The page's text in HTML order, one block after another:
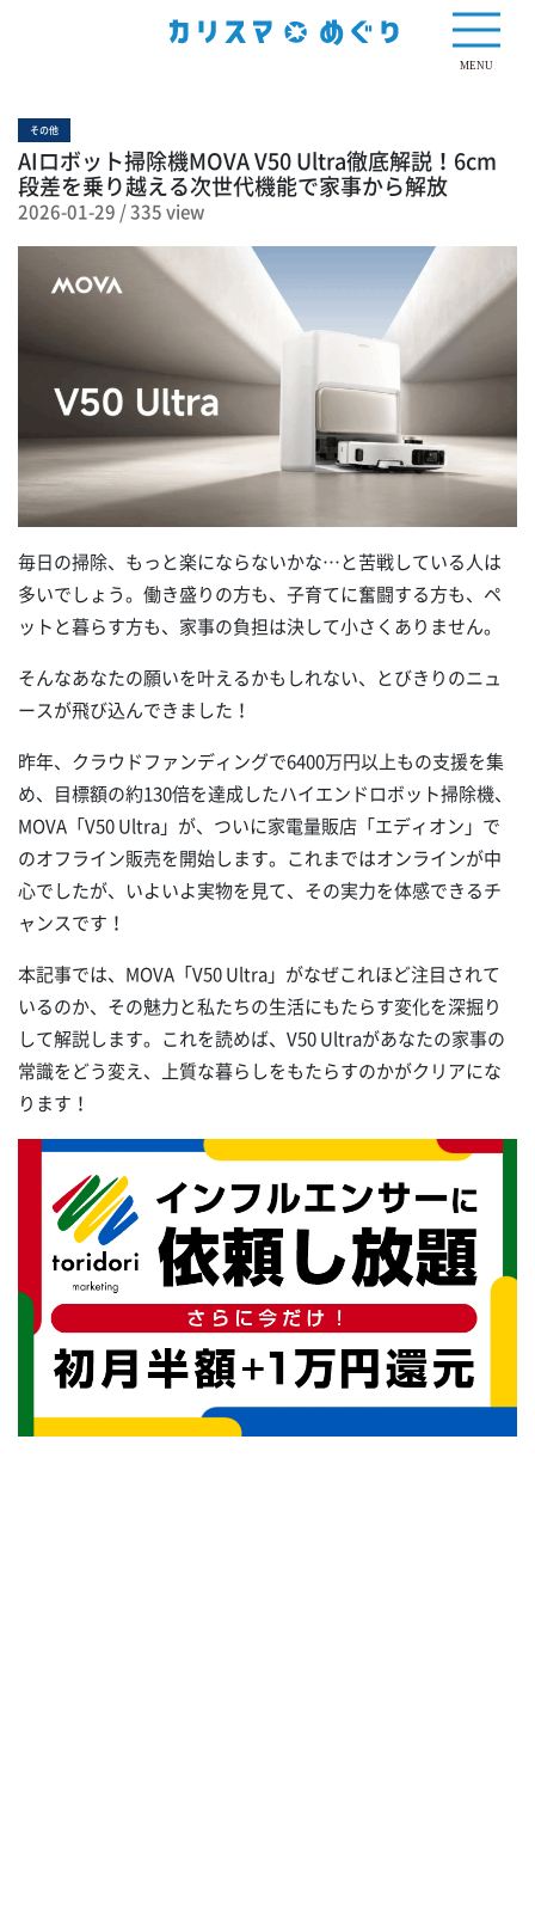
MENU
その他
AIロボット掃除機MOVA V50 Ultra徹底解説！6cm
段差を乗り越える次世代機能で家事から解放
2026-01-29 /335 view
毎日の掃除、もっと楽にならないかな…と苦戦している人は
多いでしょう。働き盛りの方も、子育てに奮闘する方も、ペ
ットと暮らす方も、家事の負担は決して小さくありません。
そんなあなたの願いを叶えるかもしれない、とびきりのニュ
ースが飛び込んできました！
昨年、クラウドファンディングで6400万円以上もの支援を集
め、目標額の約130倍を達成したハイエンドロボット掃除機、
MOVA「V50 Ultra」が、ついに家電量販店「エディオン」で
のオフライン販売を開始します。これまではオンラインが中
心でしたが、いよいよ実物を見て、その実力を体感できるチ
ャンスです！
本記事では、MOVA「V50 Ultra」がなぜこれほど注目されて
いるのか、その魅力と私たちの生活にもたらす変化を深掘り
して解説します。これを読めば、V50 Ultraがあなたの家事の
常識をどう変え、上質な暮らしをもたらすのかがクリアにな
ります！